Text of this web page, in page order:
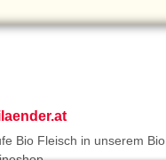
Bio Fleisch in unserem Bio